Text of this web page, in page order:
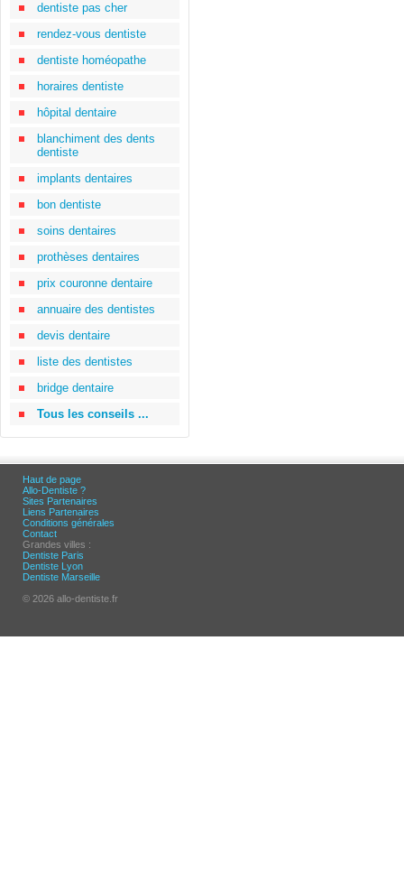
dentiste pas cher
rendez-vous dentiste
dentiste homéopathe
horaires dentiste
hôpital dentaire
blanchiment des dents
dentiste
implants dentaires
bon dentiste
soins dentaires
prothèses dentaires
prix couronne dentaire
annuaire des dentistes
devis dentaire
liste des dentistes
bridge dentaire
Tous les conseils ...
Haut de page
Allo-Dentiste ?
Sites Partenaires
Liens Partenaires
Conditions générales
Contact
Grandes villes :
Dentiste Paris
Dentiste Lyon
Dentiste Marseille
© 2026 allo-dentiste.fr